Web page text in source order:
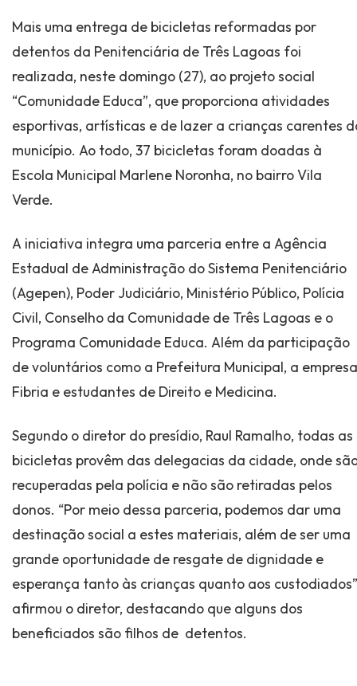
Mais uma entrega de bicicletas reformadas por
detentos da Penitenciária de Três Lagoas foi
realizada, neste domingo (27), ao projeto social
“Comunidade Educa”, que proporciona atividades
esportivas, artísticas e de lazer a crianças carentes
município. Ao todo, 37 bicicletas foram doadas à
Escola Municipal Marlene Noronha, no bairro Vila
Verde.
A iniciativa integra uma parceria entre a Agência
Estadual de Administração do Sistema Penitenciário
(Agepen), Poder Judiciário, Ministério Público, Polícia
Civil, Conselho da Comunidade de Três Lagoas e o
Programa Comunidade Educa. Além da participação
de voluntários como a Prefeitura Municipal, a empresa
Fibria e estudantes de Direito e Medicina.
Segundo o diretor do presídio, Raul Ramalho, todas as
bicicletas provêm das delegacias da cidade, onde
recuperadas pela polícia e não são retiradas pelos
donos. “Por meio dessa parceria, podemos dar uma
destinação social a estes materiais, além de ser uma
grande oportunidade de resgate de dignidade e
esperança tanto às crianças quanto aos
afirmou o diretor, destacando que alguns dos
beneficiados são filhos de detentos.